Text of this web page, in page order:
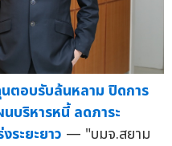
ตอบรับล้นหลาม ปิดการ
บริหารหนี้ ลดภาระ
ระยะยาว — "บมจ.สยาม